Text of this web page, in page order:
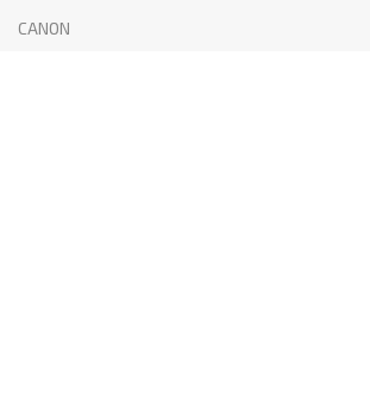
CANON